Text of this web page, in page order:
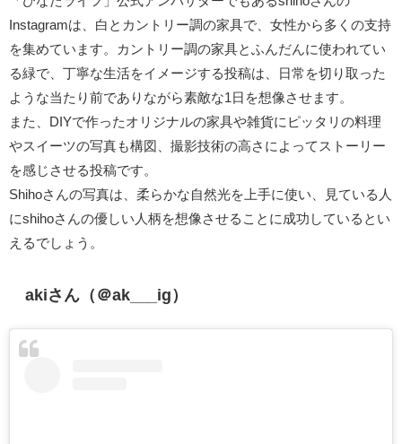
Instagramは、白とカントリー調の家具で、女性から多くの支持
を集めています。カントリー調の家具とふんだんに使われてい
る緑で、丁寧な生活をイメージする投稿は、日常を切り取った
ような当たり前でありながら素敵な1日を想像させます。
また、DIYで作ったオリジナルの家具や雑貨にピッタリの料理
やスイーツの写真も構図、撮影技術の高さによってストーリー
を感じさせる投稿です。
Shihoさんの写真は、柔らかな自然光を上手に使い、見ている人
にshihoさんの優しい人柄を想像させることに成功しているとい
えるでしょう。
akiさん（＠ak___ig）